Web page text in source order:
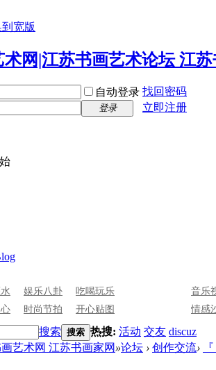
宽版
自动登录 找回密码
登录 立即注册
娱乐八卦
吃喝玩乐
时尚节拍 开心贴图
音乐
情感
搜索 搜索 热搜: 活动 交友 discuz
艺术网 江苏书画家网 »论坛 › 创作交流›